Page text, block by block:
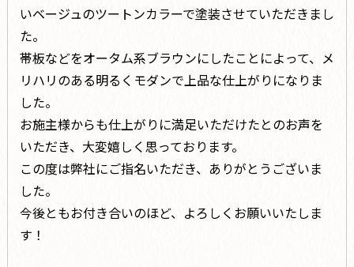
いベージュのツートンカラーで塗装させていただきまし
た。
帯板などをオータム系ブラウンにしたことによって、メ
リハリのある明るくモダンで上品な仕上がりになりま
した。
お施主様からも仕上がりに満足いただけたとのお声を
いただき、大変嬉しく思っております。
この度は弊社にご指名いただき、ありがとうございま
した。
今後ともお付き合いのほど、よろしくお願いいたしま
す！